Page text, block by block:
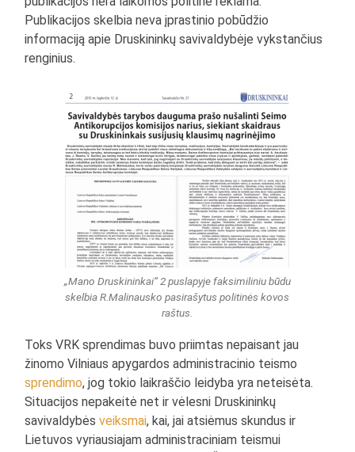
Publikacijos skelbia neva įprastinio pobūdžio
informaciją apie Druskininkų savivaldybėje vykstančius
renginius.
„Mano Druskininkai“ 2 puslapyje faksimiliniu būdu
skelbia R.Malinausko pasirašytus politinės kovos
raštus.
Toks VRK sprendimas buvo priimtas nepaisant jau
žinomo Vilniaus apygardos administracinio teismo
sprendimo, jog tokio laikraščio leidyba yra neteisėta.
Situacijos nepakeitė net ir vėlesni Druskininkų
savivaldybėsveiksmai, kai, jai atsiėmus skundus ir
Lietuvos vyriausiajam administraciniam teismui